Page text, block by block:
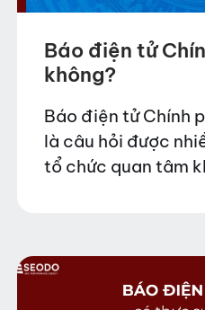
Báo điện tử
không?
Báo điện tử Chính
là câu hỏi được
tổ chức quan tâm